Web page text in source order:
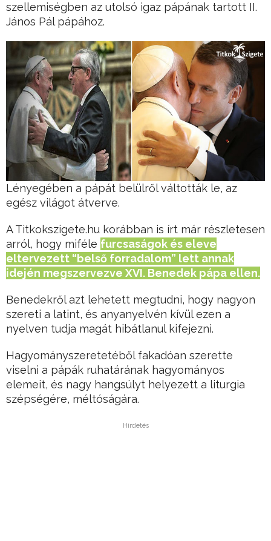
szellemiségben az utolsó igaz pápának tartott II.
János Pál pápához.
Lényegében a pápát belülről váltották le, az
egész világot átverve.
A Titkokszigete.hu korábban is írt már részletesen
arról, hogy miféle furcsaságok és eleve
eltervezett “belső forradalom” lett annak
idején megszervezve XVI. Benedek pápa ellen.
Benedekről azt lehetett megtudni, hogy nagyon
szereti a latint, és anyanyelvén kívül ezen a
nyelven tudja magát hibátlanul kifejezni.
Hagyományszeretetéből fakadóan szerette
viselni a pápák ruhatárának hagyományos
elemeit, és nagy hangsúlyt helyezett a liturgia
szépségére, méltóságára.
Hirdetés